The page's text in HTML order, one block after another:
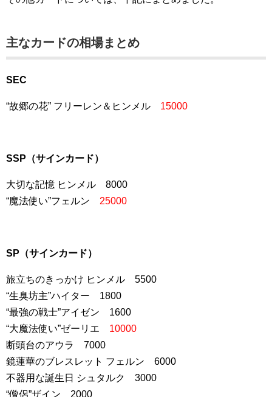
主なカードの相場まとめ
SEC
“故郷の花” フリーレン＆ヒンメル 15000
SSP（サインカード）
大切な記憶 ヒンメル 8000
“魔法使い”フェルン 25000
SP（サインカード）
旅立ちのきっかけ ヒンメル 5500
“生臭坊主”ハイター 1800
“最強の戦士”アイゼン 1600
“大魔法使い”ゼーリエ 10000
断頭台のアウラ 7000
鏡蓮華のブレスレット フェルン 6000
不器用な誕生日 シュタルク 3000
“僧侶”ザイン 2000